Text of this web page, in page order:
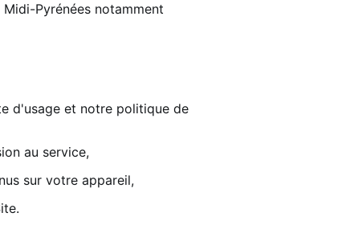
Pyrénées notamment
d'usage et notre politique de
au service,
sur votre appareil,